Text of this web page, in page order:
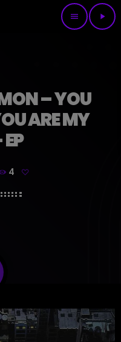
menu play_arrow
– YOU
ARE MY
4